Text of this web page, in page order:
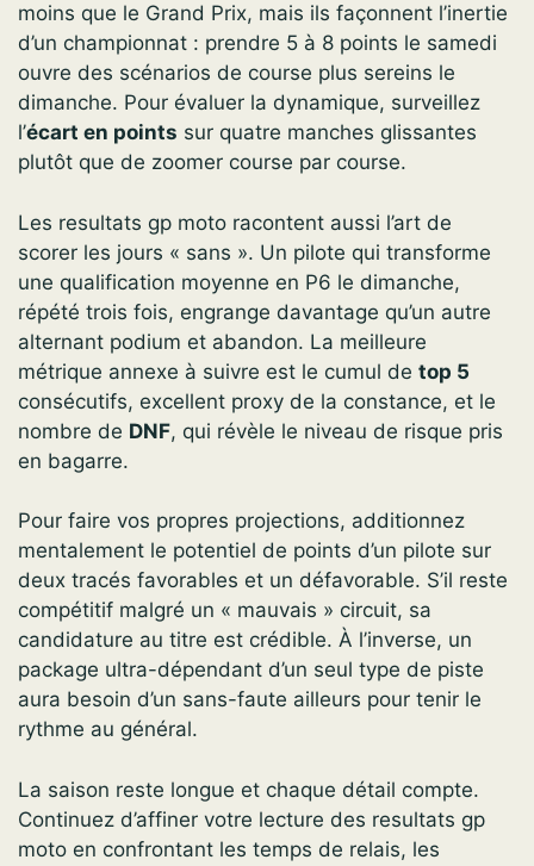
moins que le Grand Prix, mais ils façonnent l’inertie
d’un championnat : prendre 5 à 8 points le samedi
ouvre des scénarios de course plus sereins le
dimanche. Pour évaluer la dynamique, surveillez
l’écart en points sur quatre manches glissantes
plutôt que de zoomer course par course.
Les resultats gp moto racontent aussi l’art de
scorer les jours « sans ». Un pilote qui transforme
une qualification moyenne en P6 le dimanche,
répété trois fois, engrange davantage qu’un autre
alternant podium et abandon. La meilleure
métrique annexe à suivre est le cumul de top 5
consécutifs, excellent proxy de la constance, et le
nombre de DNF, qui révèle le niveau de risque pris
en bagarre.
Pour faire vos propres projections, additionnez
mentalement le potentiel de points d’un pilote sur
deux tracés favorables et un défavorable. S’il reste
compétitif malgré un « mauvais » circuit, sa
candidature au titre est crédible. À l’inverse, un
package ultra-dépendant d’un seul type de piste
aura besoin d’un sans-faute ailleurs pour tenir le
rythme au général.
La saison reste longue et chaque détail compte.
Continuez d’affiner votre lecture des resultats gp
moto en confrontant les temps de relais, les